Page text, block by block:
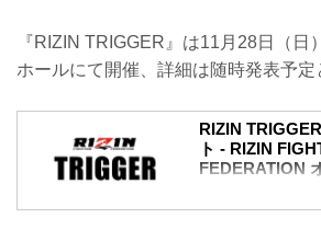
『RIZIN TRIGGER』は11月28日（日
ホールにて開催、詳細は随時発表予定
RIZIN
ト - RIZIN
FEDERATION